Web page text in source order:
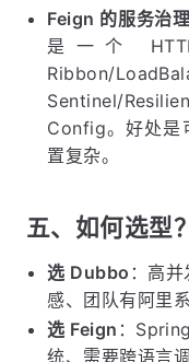
Feign 的服务治
是一个
Ribbon/
Sentinel/
Config。好处是
置复杂。
五、如何选型？
选 Dubbo ：高
感、团队有阿里
选 Feign ：
统、需要跨语言